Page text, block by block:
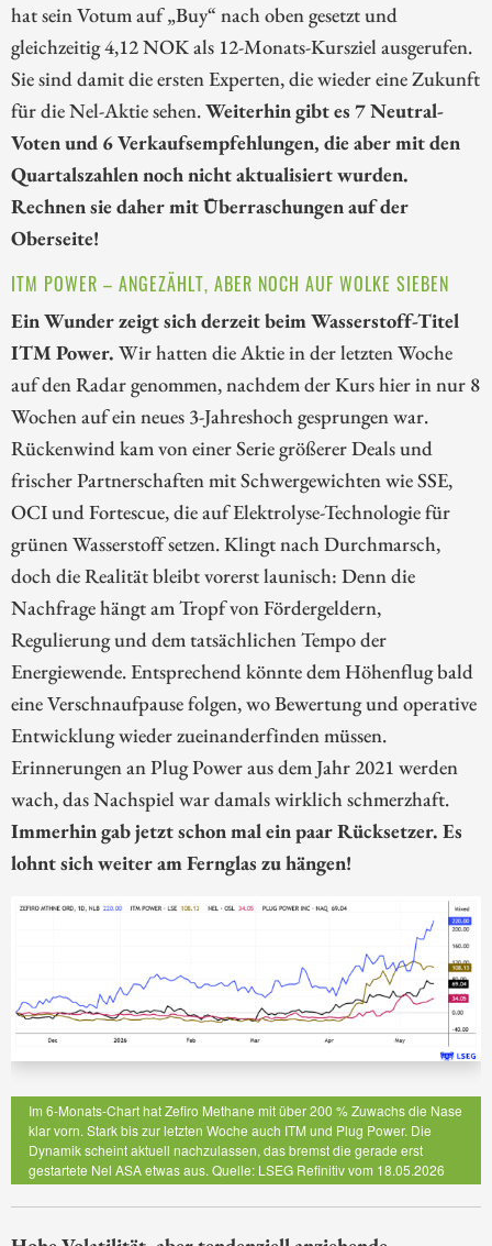
hat sein Votum auf „Buy“ nach oben gesetzt und
gleichzeitig 4,12 NOK als 12-Monats-Kursziel ausgerufen.
Sie sind damit die ersten Experten, die wieder eine Zukunft
für die Nel-Aktie sehen.Weiterhin gibt es 7 Neutral-
Voten und 6 Verkaufsempfehlungen, die aber mit den
Quartalszahlen noch nicht aktualisiert wurden.
Rechnen sie daher mit Überraschungen auf der
Oberseite!
ITM POWER – ANGEZÄHLT, ABER NOCH AUF WOLKE SIEBEN
Ein Wunder zeigt sich derzeit beim Wasserstoff-Titel
ITM Power. Wir hatten die Aktie in der letzten Woche
auf den Radar genommen, nachdem der Kurs hier in nur 8
Wochen auf ein neues 3-Jahreshoch gesprungen war.
Rückenwind kam von einer Serie größerer Deals und
frischer Partnerschaften mit Schwergewichten wie SSE,
OCI und Fortescue, die auf Elektrolyse-Technologie für
grünen Wasserstoff setzen. Klingt nach Durchmarsch,
doch die Realität bleibt vorerst launisch: Denn die
Nachfrage hängt am Tropf von Fördergeldern,
Regulierung und dem tatsächlichen Tempo der
Energiewende. Entsprechend könnte dem Höhenflug bald
eine Verschnaufpause folgen, wo Bewertung und operative
Entwicklung wieder zueinanderfinden müssen.
Erinnerungen an Plug Power aus dem Jahr 2021 werden
wach, das Nachspiel war damals wirklich schmerzhaft.
Immerhin gab jetzt schon mal ein paar Rücksetzer. Es
lohnt sich weiter am Fernglas zu hängen!
Im 6-Monats-Chart hat Zefiro Methane mit über 200 % Zuwachs die Nase
klar vorn. Stark bis zur letzten Woche auch ITM und Plug Power. Die
Dynamik scheint aktuell nachzulassen, das bremst die gerade erst
gestartete Nel ASA etwas aus. Quelle: LSEG Refinitiv vom 18.05.2026